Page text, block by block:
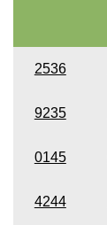
2536
9235
0145
4244